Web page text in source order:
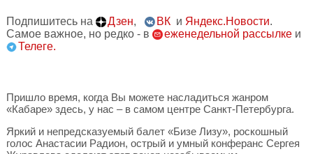
Подпишитесь на Дзен, ВК и Яндекс.Новости.
Самое важное, но редко - в
еженедельной рассылке и
Телеге.
Пришло время, когда Вы можете насладиться жанром
«Кабаре» здесь, у нас – в самом центре Санкт-Петербурга.
Яркий и непредсказуемый балет «Бизе Лизу», роскошный
голос Анастасии Радион, острый и умный конферанс Сергея